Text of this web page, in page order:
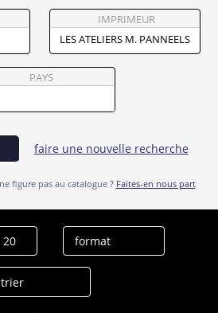
IMPRIMEUR
PAYS
faire une nouvelle recherche
figure pas au catalogue ? Faites-en nous part
Les Ateliers M. Panneels